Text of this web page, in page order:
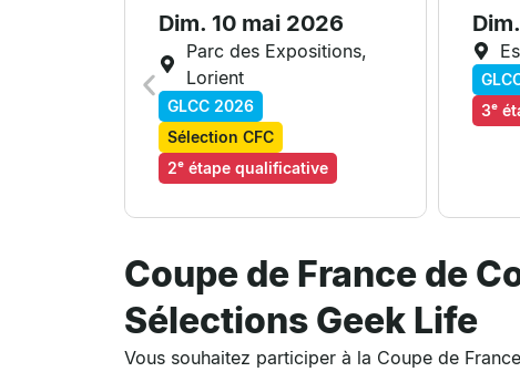
Dim. 10 mai 2026
Parc des Expositions,
Lorient
GLCC 2026
Sélection CFC
2ᵉ étape qualificative
3ᵉ
Coupe de France de
Sélections Geek Life
Vous souhaitez participer à la Coupe de